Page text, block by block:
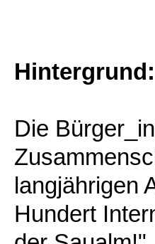
Hintergrund:
Die
langjährigen
Hundert